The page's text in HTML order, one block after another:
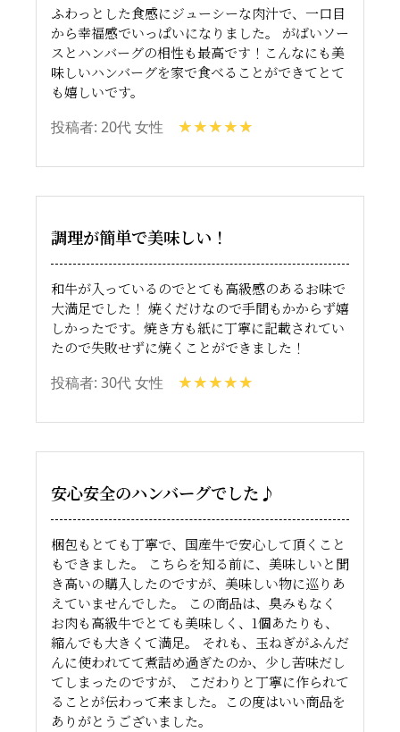
ふわっとした食感にジューシーな肉汁で、一口目
から幸福感でいっぱいになりました。 がばいソー
スとハンバーグの相性も最高です！こんなにも美
味しいハンバーグを家で食べることができてとて
も嬉しいです。
投稿者: 20代 女性
調理が簡単で美味しい！
和牛が入っているのでとても高級感のあるお味で
大満足でした！ 焼くだけなので手間もかからず嬉
しかったです。焼き方も紙に丁寧に記載されてい
たので失敗せずに焼くことができました！
投稿者: 30代 女性
安心安全のハンバーグでした♪
梱包もとても丁寧で、国産牛で安心して頂くこと
もできました。 こちらを知る前に、美味しいと聞
き高いの購入したのですが、美味しい物に巡りあ
えていませんでした。 この商品は、臭みもなく
お肉も高級牛でとても美味しく、1個あたりも、
縮んでも大きくて満足。 それも、玉ねぎがふんだ
んに使われてて煮詰め過ぎたのか、少し苦味だし
てしまったのですが、 こだわりと丁寧に作られて
ることが伝わって来ました。この度はいい商品を
ありがとうございました。